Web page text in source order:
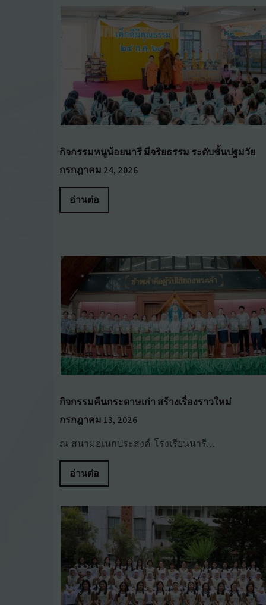
กิจกรรมหนูน้อยนารี มีจริยธรรม ระดับชั้นปฐมวัย
กรกฎาคม 24, 2026
อ่านต่อ
กิจกรรมคืนกระดาษเก่า สร้างเรื่องราวใหม่
กรกฎาคม 13, 2026
ณ สนามอเนกประสงค์ โรงเรียนนารี…
อ่านต่อ